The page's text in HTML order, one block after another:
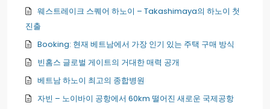
웨스트레이크 스퀘어 하노이 – Takashimaya의 하노이 첫
진출
Booking: 현재 베트남에서 가장 인기 있는 주택 구매 방식
빈홈스 글로벌 게이트의 거대한 매력 공개
베트남 하노이 최고의 종합병원
자빈 – 노이바이 공항에서 60km 떨어진 새로운 국제공항